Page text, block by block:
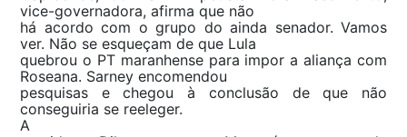
vice-governadora, afirma que não
há acordo com o grupo do ainda senador. Vamos
ver. Não se esqueçam de que Lula
quebrou o PT maranhense para impor a aliança com
Roseana. Sarney encomendou
pesquisas e chegou à conclusão de que não
conseguiria se reeleger.
A